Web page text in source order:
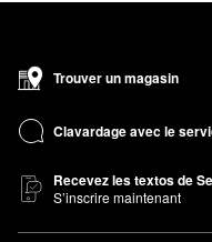
Trouver un magasin
Clavardage avec le
Recevez les textos de
S’inscrire maintenant